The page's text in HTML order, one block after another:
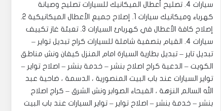
سيارات 4. تصليح أعطال الميكانيك للسيارات ‎تصليح وصيانة
كهرباء وميكانيك سيارات 1. إصلاح جميع الأعطال الميكانيكية 2.
إصلاح كافة الأعطال في كهربائ السيارات 3. تعبئة غاز تكييف
سيارات 4. القيام بتصفية شاملة للسيارات ‎كراج تبديل تواير –
تبديل تاير – تبديل بطارية السيارة امام المنزل كيفان ونش مناطق
الكويت – الدعية كراج اصلاح بنشر – خدمة بنشر – اصلاح تواير –
تواير السيارات عند باب البيت المنصورية ، الدسمة ، ضاحية عبد
الله السالم النزهة ، الفيحاء ‎الصوابر ونش الشرق – كراج اصلاح
بنشر – خدمة بنشر – اصلاح تواير – تواير السيارات عند باب البيت